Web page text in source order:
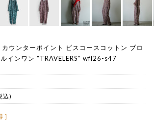
ウンターポイント ビスコースコットン ブロ
インワン “TRAVELERS” wfl26-s47
込)
]